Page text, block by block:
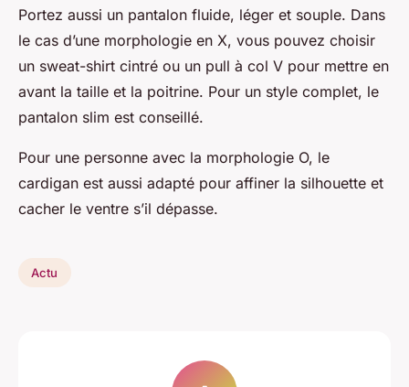
Portez aussi un pantalon fluide, léger et souple. Dans
le cas d’une morphologie en X, vous pouvez choisir
un sweat-shirt cintré ou un pull à col V pour mettre en
avant la taille et la poitrine. Pour un style complet, le
pantalon slim est conseillé.
Pour une personne avec la morphologie O, le
cardigan est aussi adapté pour affiner la silhouette et
cacher le ventre s’il dépasse.
Actu